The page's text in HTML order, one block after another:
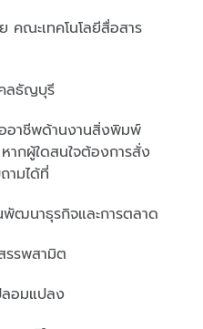
คณะเทคโนโลยีสื่อสาร
คลธัญบุรี
อาชีพด้านงานสิ่งพิมพ์
กผู้ใดสนใจต้องการสั่ง
ามได้ที่
นาธุรกิจและการตลาด
รรพสามิต
อมแปลง